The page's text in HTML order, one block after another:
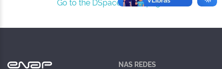
NAS REDES